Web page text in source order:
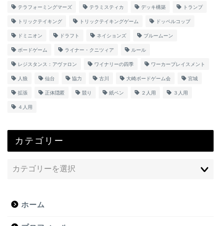
テラフォーミングマーズ テラミスティカ デッキ構築 トランプ
トリックテイキング トリックテイキングゲーム ドッペルコップ
ドミニオン ドラフト ネイションズ ブルームーン
ボードゲーム ライナー・クニツィア ルール
レジスタンス：アヴァロン ワイナリーの四季 ワーカープレイスメント
人狼 仙台 協力 古川 大崎ボードゲーム会 宮城
拡張 正体隠匿 競り 紙ペン ２人用 ３人用
４人用
カテゴリー
ホーム